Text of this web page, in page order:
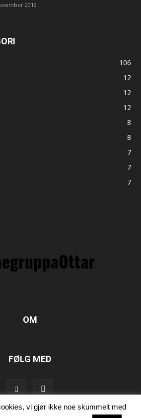
2019
106
12
12
12
8
8
7
7
7
OM
FØLG MED
vi gjør ikke noe skummelt med